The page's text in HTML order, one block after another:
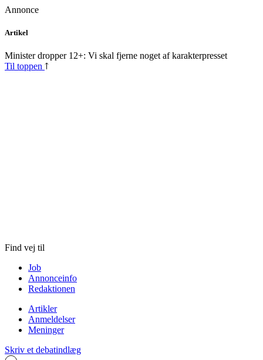
Annonce
Skip
content
Artikel
Minister dropper 12+: Vi skal fjerne noget af karakterpresset
Til toppen
Find vej til
Job
Annonceinfo
Redaktionen
Artikler
Anmeldelser
Meninger
Skriv et debatindlæg